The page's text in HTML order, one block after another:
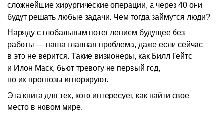
сложнейшие хирургические операции, а через 40 они
будут решать любые задачи. Чем тогда займутся люди?
Наряду с глобальным потеплением будущее без
работы — наша главная проблема, даже если сейчас
в это не верится. Такие визионеры, как Билл Гейтс
и Илон Маск, бьют тревогу не первый год,
но их прогнозы игнорируют.
Эта книга для тех, кого интересует, как найти свое
место в новом мире.